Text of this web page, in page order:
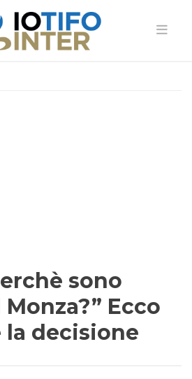
sono
Ecco
la decisione